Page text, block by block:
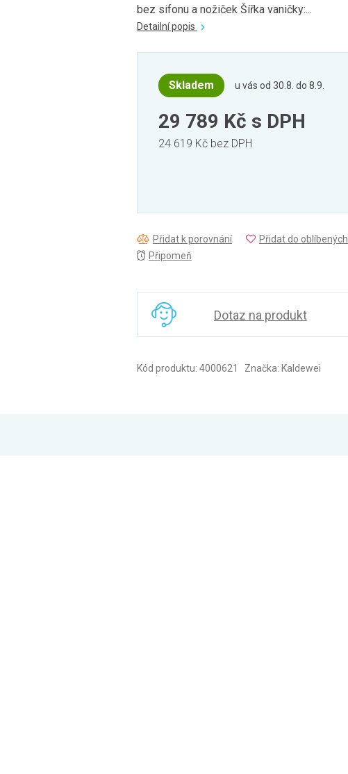
bez sifonu a nožiček Šířka vaničky:...
Detailní popis
Skladem u vás od 30.8. do 8.9.
29 789 Kč s DPH
24 619 Kč bez DPH
Přidat k porovnání Přidat do oblíbených
Připomeň
Dotaz na produkt
Kód produktu: 4000621 Značka: Kaldewei